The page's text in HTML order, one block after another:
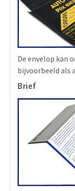
De envelop kan
bijvoorbeeld als
Brief